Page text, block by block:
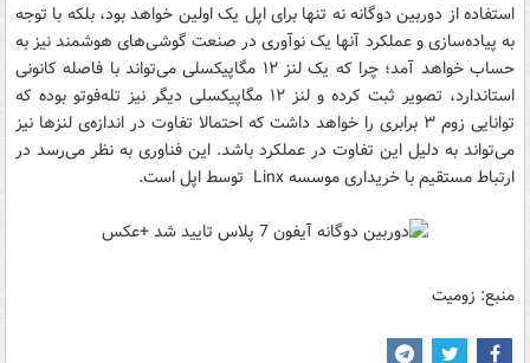
استفاده از دوربین دوگانه نه تنها برای اپل یک اولین خواهد بود، بلکه با توجه
به پیاده‌سازی و عملکرد آنها یک نوآوری در صنعت گوشی‌های هوشمند نیز به
حساب خواهد آمد؛ چرا که یک لنز ۱۲ مگاپیکسلی می‌تواند با فاصله کانونی
استاندارد، تصویر ثبت کرده و لنز ۱۲ مگاپیکسلی دیگر نیز تله‌فوتو بوده که
توانایی زوم ۳ برابری را خواهد داشت که احتمالا تفاوت در اندازه‌ی لنزها نیز
می‌تواند به دلیل این تفاوت در عملکرد باشد. این فناوری به نظر می‌رسد در
ارتباط مستقیم با خریداری موسسه Linx توسط اپل است.
منبع: زومیت